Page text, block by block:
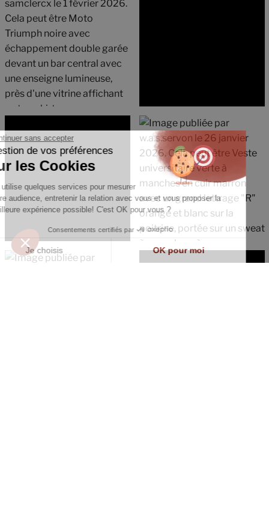
Continuer sans accepter
Gestion de vos préférences
sur les Cookies
On utilise quelques services pour mesurer
notre audience, entretenir la relation avec vous et vous proposer la
meilleure expérience possible! C'est OK pour vous ?
Consentements certifiés par
Je choisis OK pour moi